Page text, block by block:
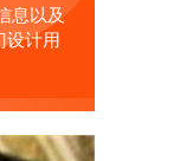
息以及
设计用